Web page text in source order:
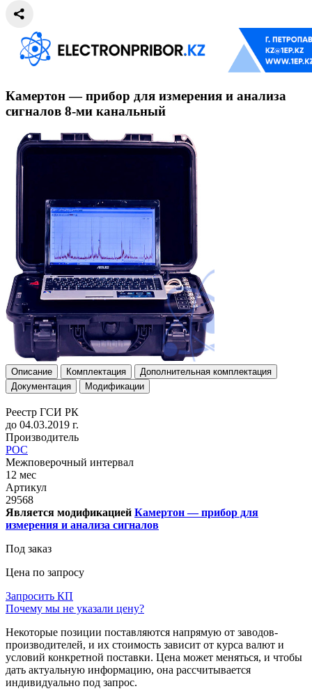
Камертон — прибор для измерения и анализа
сигналов 8-ми канальный
Описание Комплектация
Дополнительная комплектация
Документация
Модификации
Реестр ГСИ РК
до 04.03.2019 г.
Производитель
РОС
Межповерочный интервал
12 мес
Артикул
29568
Является модификацией Камертон — прибор для
измерения и анализа сигналов
Под заказ
Цена по запросу
Запросить КП
Почему мы не указали цену?
Некоторые позиции поставляются напрямую от заводов-
производителей, и их стоимость зависит от курса валют и
условий конкретной поставки. Цена может меняться, и чтобы
дать актуальную информацию, она рассчитывается
индивидуально под запрос.